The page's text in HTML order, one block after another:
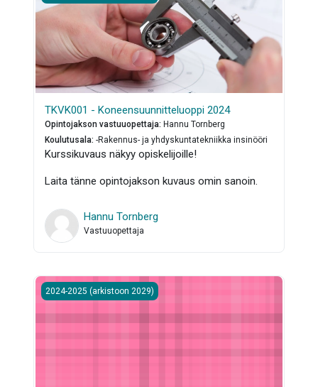
TKVK001 - Koneensuunnitteluoppi 2024
Opintojakson vastuuopettaja:Hannu Tornberg
Koulutusala:-Rakennus- ja yhdyskuntatekniikka insinööri
Kurssikuvaus näkyy opiskelijoille!
Laita tänne opintojakson kuvaus omin sanoin.
Hannu Tornberg
Vastuuopettaja
Matematiikka 1 KRM 2024
2024-2025 (arkistoon 2029)